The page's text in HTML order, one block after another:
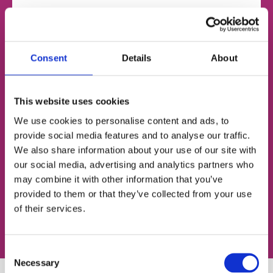
Consent Details About
This website uses cookies
We use cookies to personalise content and ads, to
provide social media features and to analyse our traffic.
We also share information about your use of our site with
our social media, advertising and analytics partners who
may combine it with other information that you’ve
provided to them or that they’ve collected from your use
of their services.
Selection
Necessary
Згоден із політикою конфіденційності
Записатися на урок